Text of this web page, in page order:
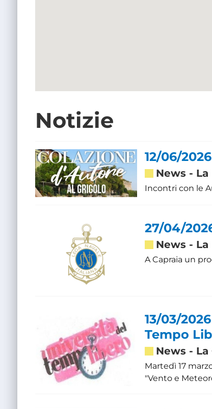
Notizie
12/06/
News -
Incontri con le
27/04/
News - La
A Capraia un
13/03/
Tempo
News -
Martedì 17
"Vento e